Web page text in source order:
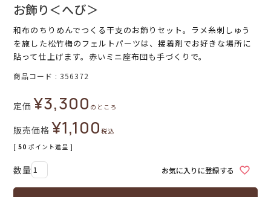
お飾り＜へび＞
和布のちりめんでつくる干支のお飾りセット。ラメ糸刺しゅう
を施した松竹梅のフェルトパーツは、接着剤でお好きな場所に
貼って仕上げます。赤いミニ座布団も手づくりで。
商品コード 356372
定価 ¥3,300 のところ
販売価格 ¥1,100税込
[ 50 ポイント進呈 ]
お気に入りに登録する